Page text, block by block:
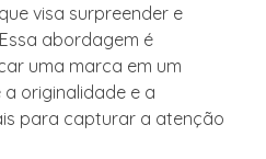
visa surpreender e
abordagem é
uma marca em um
originalidade e a
para capturar a atenção